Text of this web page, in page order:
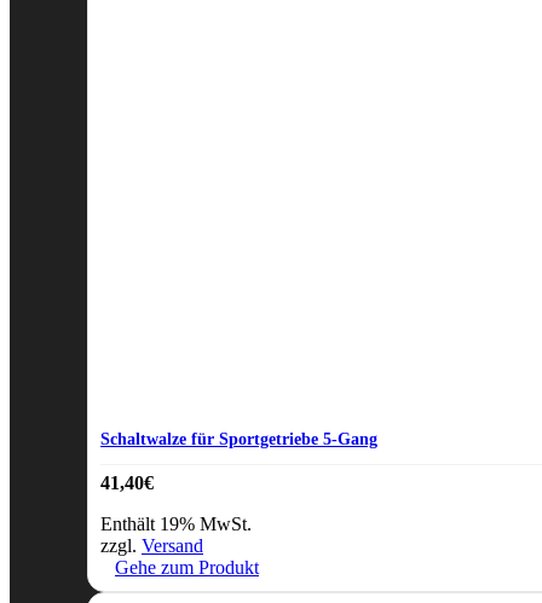
Schaltwalze für Sportgetriebe 5-Gang
41,40€
Enthält 19% MwSt.
zzgl. Versand
Gehe zum Produkt